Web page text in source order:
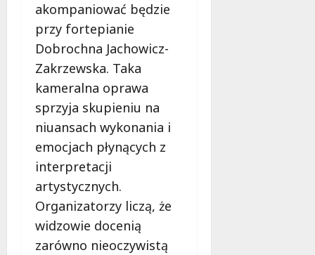
akompaniować będzie
przy fortepianie
Dobrochna Jachowicz-
Zakrzewska. Taka
kameralna oprawa
sprzyja skupieniu na
niuansach wykonania i
emocjach płynących z
interpretacji
artystycznych.
Organizatorzy liczą, że
widzowie docenią
zarówno nieoczywistą